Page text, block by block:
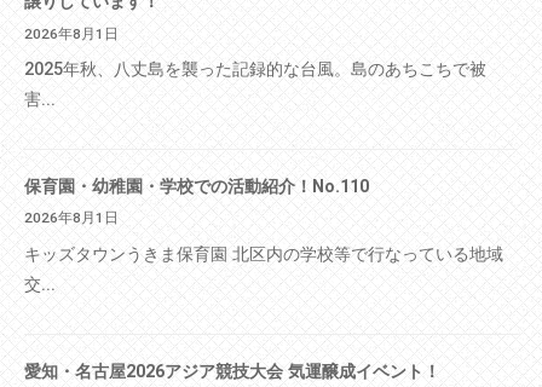
2026年8月1日
2025年秋、八丈島を襲った記録的な台風。島のあちこちで被
害...
保育園・幼稚園・学校での活動紹介！No.110
2026年8月1日
キッズタウンうきま保育園 北区内の学校等で行なっている地域
交...
愛知・名古屋2026アジア競技大会 気運醸成イベント！